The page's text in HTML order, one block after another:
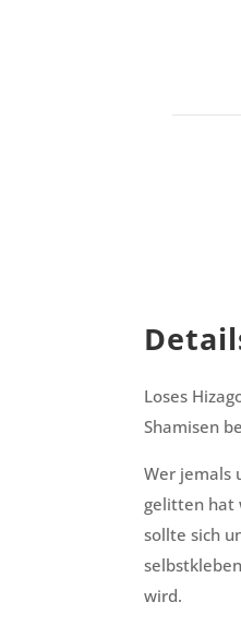
Loses
Shamisen
Wer jemals
gelitten hat
sollte sich
wird.